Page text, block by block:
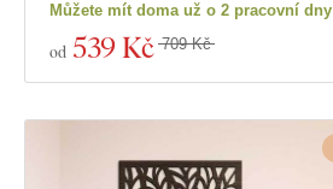
Můžete mít doma už o 2 pracovní dny
od 539 Kč 709 Kč